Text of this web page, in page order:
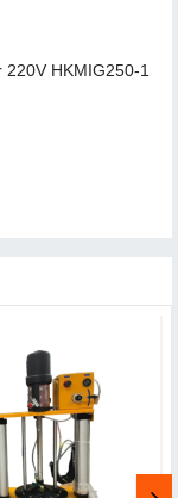
HKMIG250-1